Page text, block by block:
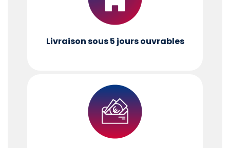
Livraison sous 5 jours ouvrables